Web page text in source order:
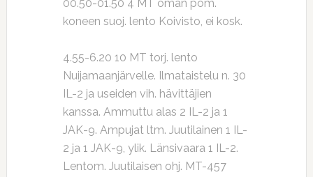
00.50-01.50 4 MT oman pom.
koneen suoj. lento Koivisto, ei kosk.
4.55-6.20 10 MT torj. lento
Nuijamaanjärvelle. Ilmataistelu n. 30
IL-2 ja useiden vih. hävittäjien
kanssa. Ammuttu alas 2 IL-2 ja 1
JAK-9. Ampujat ltm. Juutilainen 1 IL-
2 ja 1 JAK-9, ylik. Länsivaara 1 IL-2.
Lentom. Juutilaisen ohj. MT-457